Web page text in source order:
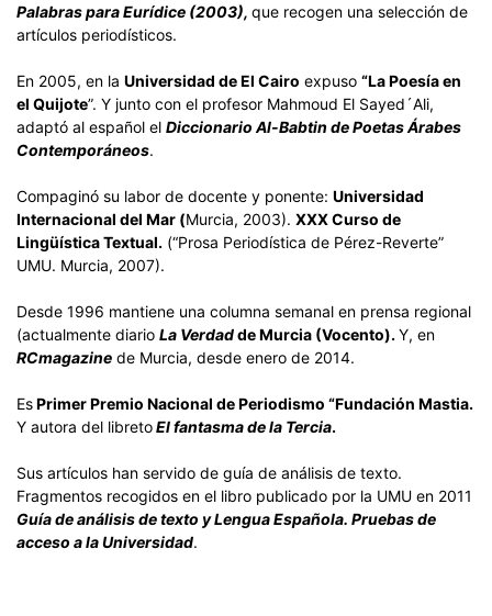
Palabras para Eurídice (2003), que recogen una selección de
artículos periodísticos.
En 2005, en la Universidad de El Cairo expuso “La Poesía en
el Quijote”. Y junto con el profesor Mahmoud El Sayed´Ali,
adaptó al español el Diccionario Al-Babtin de Poetas Árabes
Contemporáneos.
Compaginó su labor de docente y ponente: Universidad
Internacional del Mar (Murcia, 2003). XXX Curso de
Lingüística Textual. (“Prosa Periodística de Pérez-Reverte”
UMU. Murcia, 2007).
Desde 1996 mantiene una columna semanal en prensa regional
(actualmente diario La Verdadde Murcia (Vocento).Y, en
RCmagazine de Murcia, desde enero de 2014.
EsPrimer Premio Nacional de Periodismo “Fundación Mastia.
Y autora del libretoEl fantasma de la Tercia.
Sus artículos han servido de guía de análisis de texto.
Fragmentos recogidos en el libro publicado por la UMU en 2011
Guía de análisis de texto y Lengua Española. Pruebas de
acceso a la Universidad.